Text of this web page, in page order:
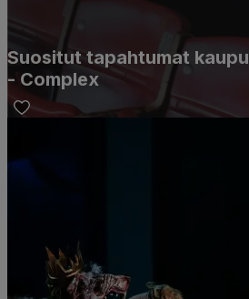
Suositut tapahtumat
- Complex